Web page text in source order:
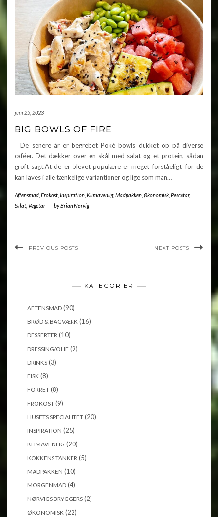
juni 25, 2023
BIG BOWLS OF FIRE
De senere år er begrebet Poké bowls dukket op på diverse
caféer. Det dækker over en skål med salat og et protein, sådan
groft sagt.At de er blevet populære er meget forståeligt, for de
kan laves i alle tænkelige variantioner og lige som man…
Aftensmad Frokost Inspiration Klimavenlig, Madpakken Økonomisk Pescetar,
Salat Vegetar - byBrian Nørvig
PREVIOUS POSTS NEXT POSTS
KATEGORIER
AFTENSMAD (90)
BRØD & BAGVÆRK (16)
DESSERTER (10)
DRESSING/OLIE (9)
DRINKS (3)
FISK (8)
FORRET (8)
FROKOST (9)
HUSETS SPECIALITET (20)
INSPIRATION (25)
KLIMAVENLIG (20)
KOKKENS TANKER (5)
MADPAKKEN (10)
MORGENMAD (4)
NØRVIGS BRYGGERS (2)
ØKONOMISK (22)